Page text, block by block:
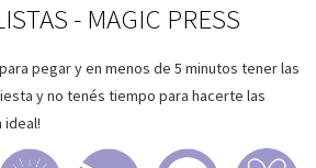
- MAGIC PRESS
pegar y en menos de 5 minutos tener las
y no tenés tiempo para hacerte las
ideal!